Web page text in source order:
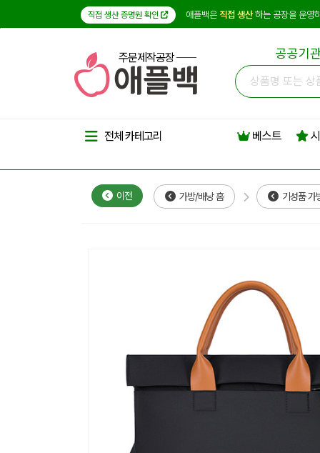
직접 생산 증명원 확인 애플백은 직접 생산하는 공장을 운영
주문제작공장 공공기
전체 카테고리 베스트
이전 가방/배낭 홈 기성품 가